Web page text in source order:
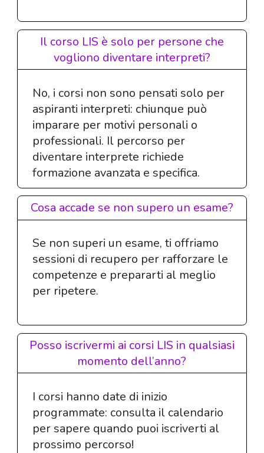
Il corso LIS è solo per persone che
vogliono diventare interpreti?
No, i corsi non sono pensati solo per
aspiranti interpreti: chiunque può
imparare per motivi personali o
professionali. Il percorso per
diventare interprete richiede
formazione avanzata e specifica.
Cosa accade se non supero un esame?
Se non superi un esame, ti offriamo
sessioni di recupero per rafforzare le
competenze e prepararti al meglio
per ripetere.
Posso iscrivermi ai corsi LIS in qualsiasi
momento dell’anno?
I corsi hanno date di inizio
programmate: consulta il calendario
per sapere quando puoi iscriverti al
prossimo percorso!